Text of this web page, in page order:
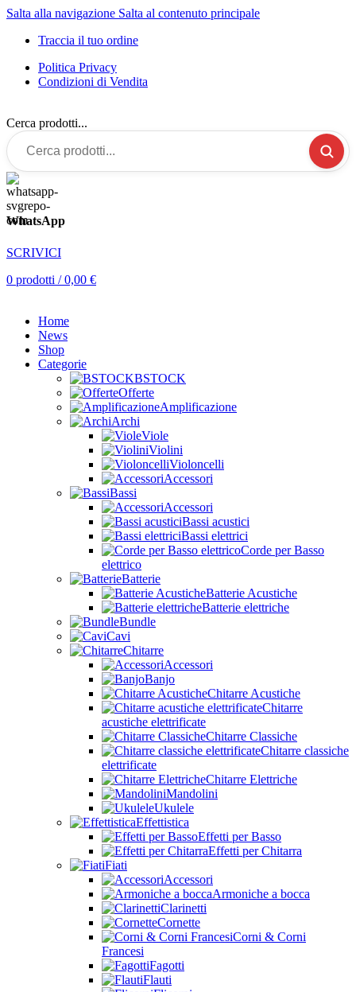
Salta alla navigazione Salta al contenuto principale
Traccia il tuo ordine
Politica Privacy
Condizioni di Vendita
Cerca prodotti...
WhatsApp
SCRIVICI
0 prodotti / 0,00 €
Home
News
Shop
Categorie
BSTOCK
Offerte
Amplificazione
Archi
Viole
Violini
Violoncelli
Accessori
Bassi
Accessori
Bassi acustici
Bassi elettrici
Corde per Basso
elettrico
Batterie
Batterie Acustiche
Batterie elettriche
Bundle
Cavi
Chitarre
Accessori
Banjo
Chitarre Acustiche
Chitarre
acustiche elettrificate
Chitarre Classiche
Chitarre classiche
elettrificate
Chitarre Elettriche
Mandolini
Ukulele
Effettistica
Effetti per Basso
Effetti per Chitarra
Fiati
Accessori
Armoniche a bocca
Clarinetti
Cornette
Corni & Corni
Francesi
Fagotti
Flauti